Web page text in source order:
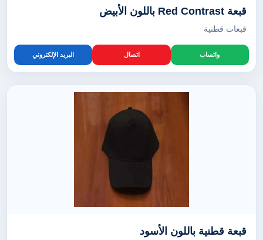
قبعة Red Contrast باللون الأبيض
قبعات قطنية
واتساب اتصال البريد الإلكتروني
قبعة قطنية باللون الأسود